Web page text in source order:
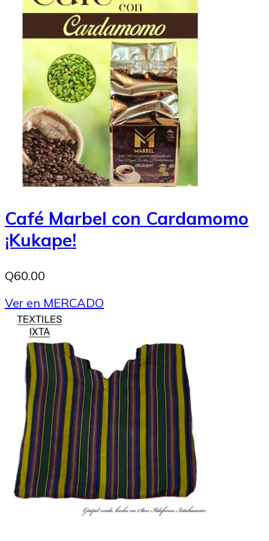
Café Marbel con Cardamomo
¡Kukape!
Q60.00
Ver en MERCADO